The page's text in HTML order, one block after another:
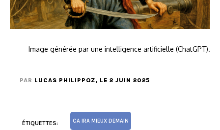
Image générée par une intelligence artificielle (ChatGPT).
PAR LUCAS PHILIPPOZ, LE 2 JUIN 2025
ÉTIQUETTES: CA IRA MIEUX DEMAIN